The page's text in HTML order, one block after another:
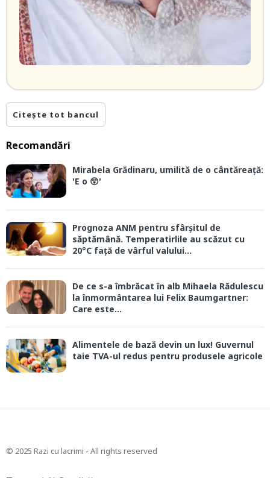
Citește tot bancul
Recomandări
Mirabela Grădinaru, umilită de o cântăreață:
'E o 😲'
Prognoza ANM pentru sfârșitul de
săptămână. Temperatirlile au scăzut cu
20°C față de vârful valului...
De ce s-a îmbrăcat în alb Mihaela Rădulescu
la înmormântarea lui Felix Baumgartner:
Care este...
Alimentele de bază devin un lux! Guvernul
taie TVA-ul redus pentru produsele agricole
© 2025 Razi cu lacrimi - All rights reserved